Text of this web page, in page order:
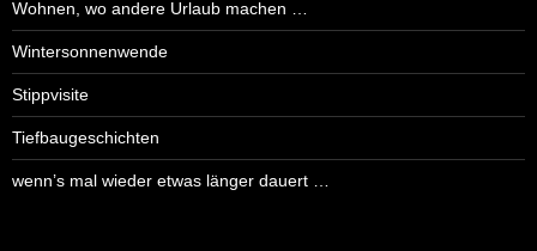
Wohnen, wo andere Urlaub machen …
Wintersonnenwende
Stippvisite
Tiefbaugeschichten
wenn’s mal wieder etwas länger dauert …